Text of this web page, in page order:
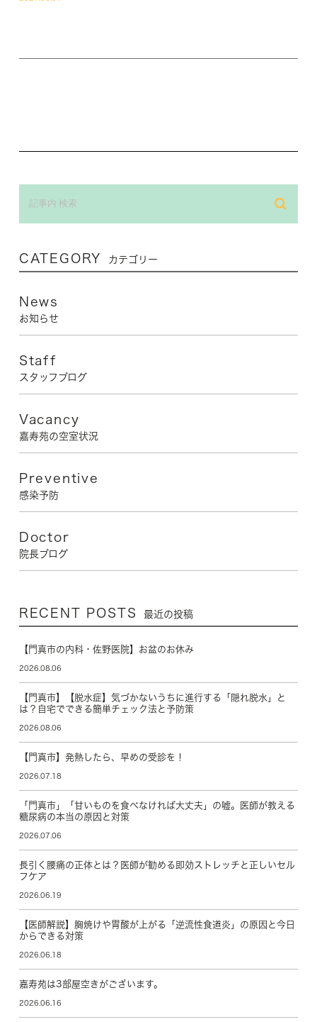
CATEGORY カテゴリー
News
お知らせ
Staff
スタッフブログ
Vacancy
嘉寿苑の空室状況
Preventive
感染予防
Doctor
院長ブログ
RECENT POSTS 最近の投稿
【門真市の内科・佐野医院】お盆のお休み
2026.08.06
【門真市】【脱水症】気づかないうちに進行する「隠れ脱水」と
は？自宅でできる簡単チェック法と予防策
2026.08.06
【門真市】発熱したら、早めの受診を！
2026.07.18
「門真市」「甘いものを食べなければ大丈夫」の嘘。医師が教える
糖尿病の本当の原因と対策
2026.07.06
長引く腰痛の正体とは？医師が勧める即効ストレッチと正しいセル
フケア
2026.06.19
【医師解説】胸焼けや胃酸が上がる「逆流性食道炎」の原因と今日
からできる対策
2026.06.18
嘉寿苑は3部屋空きがございます。
2026.06.16